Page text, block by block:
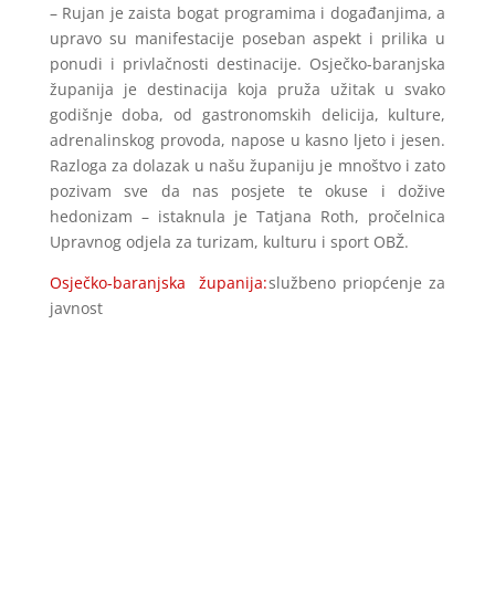
– Rujan je zaista bogat programima i događanjima, a
upravo su manifestacije poseban aspekt i prilika u
ponudi i privlačnosti destinacije. Osječko-baranjska
županija je destinacija koja pruža užitak u svako
godišnje doba, od gastronomskih delicija, kulture,
adrenalinskog provoda, napose u kasno ljeto i jesen.
Razloga za dolazak u našu županiju je mnoštvo i zato
pozivam sve da nas posjete te okuse i dožive
hedonizam – istaknula je Tatjana Roth, pročelnica
Upravnog odjela za turizam, kulturu i sport OBŽ.
Osječko-baranjska županija:službeno priopćenje za
javnost